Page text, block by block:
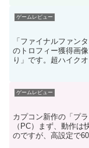
ゲームレビュー
「ファイナルファン
のトロフィー獲得画
り」です。超ハイク
ゲームレビュー
カプコン新作の「プ
（PC）まず、動作
のですが、高設定で